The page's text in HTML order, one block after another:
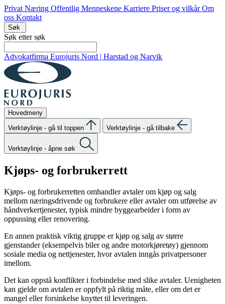
Privat Næring Offentlig Menneskene Karriere Priser og vilkårOm
oss Kontakt
Søk
Søk ettersøk
Advokatfirma Eurojuris Nord | Harstad og Narvik
Hovedmeny
Verktøylinje - gå til toppen
Verktøylinje - gå tilbake
Verktøylinje - åpne søk
Kjøps- og forbrukerrett
Kjøps- og forbrukerretten omhandler avtaler om kjøp og salg
mellom næringsdrivende og forbrukere eller avtaler om utførelse av
håndverkertjenester, typisk mindre byggearbeider i form av
oppussing eller renovering.
En annen praktisk viktig gruppe er kjøp og salg av større
gjenstander (eksempelvis biler og andre motorkjøretøy) gjennom
sosiale media og nettjenester, hvor avtalen inngås privatpersoner
imellom.
Det kan oppstå konflikter i forbindelse med slike avtaler. Uenigheten
kan gjelde om avtalen er oppfylt på riktig måte, eller om det er
mangel eller forsinkelse knyttet til leveringen.